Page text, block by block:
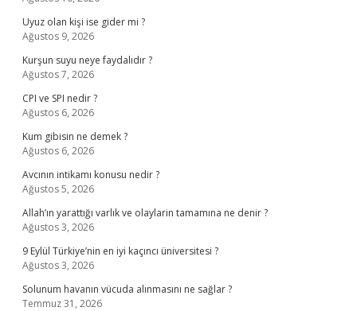
Uyuz olan kişi ise gider mi ?
Ağustos 9, 2026
Kurşun suyu neye faydalıdır ?
Ağustos 7, 2026
CPI ve SPI nedir ?
Ağustos 6, 2026
Kum gibisin ne demek ?
Ağustos 6, 2026
Avcının intikamı konusu nedir ?
Ağustos 5, 2026
Allah’ın yarattığı varlık ve olaylarin tamamına ne denir ?
Ağustos 3, 2026
9 Eylül Türkiye’nin en iyi kaçıncı üniversitesi ?
Ağustos 3, 2026
Solunum havanın vücuda alınmasını ne sağlar ?
Temmuz 31, 2026